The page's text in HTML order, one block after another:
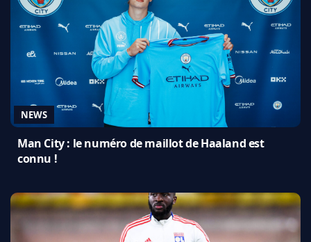
NEWS
Man City : le numéro de maillot de Haaland est
connu !